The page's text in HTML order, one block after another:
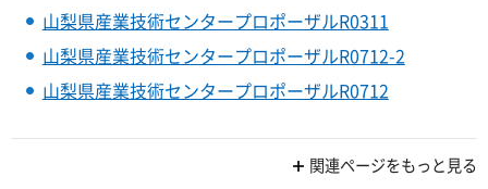
山梨県産業技術センタープロポーザルR0311
山梨県産業技術センタープロポーザルR0712-2
山梨県産業技術センタープロポーザルR0712
関連ページをもっと見る